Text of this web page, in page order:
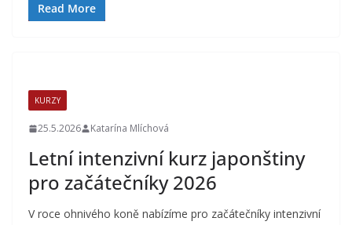
Read More
KURZY
25.5.2026 Katarína Mlíchová
Letní intenzivní kurz japonštiny
pro začátečníky 2026
V roce ohnivého koně nabízíme pro začátečníky intenzivní